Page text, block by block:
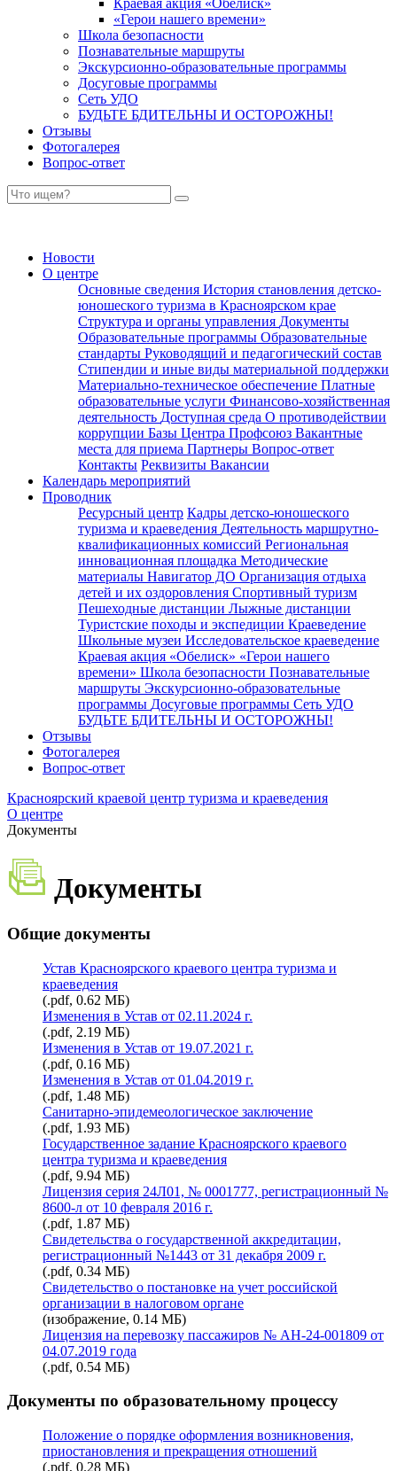
Краевая акция «Обелиск»
«Герои нашего времени»
Школа безопасности
Познавательные маршруты
Экскурсионно-образовательные программы
Досуговые программы
Сеть УДО
БУДЬТЕ БДИТЕЛЬНЫ И ОСТОРОЖНЫ!
Отзывы
Фотогалерея
Вопрос-ответ
Новости
О центре
Основные сведения История становления детско-
юношеского туризма в Красноярском крае
Структура и органы управления Документы
Образовательные программы Образовательные
стандарты Руководящий и педагогический состав
Стипендии и иные виды материальной поддержки
Материально-техническое обеспечение Платные
образовательные услуги Финансово-хозяйственная
деятельность Доступная среда О противодействии
коррупции Базы Центра Профсоюз Вакантные
места для приема Партнеры Вопрос-ответ
Контакты Реквизиты Вакансии
Календарь мероприятий
Проводник
Ресурсный центр Кадры детско-юношеского
туризма и краеведения Деятельность маршрутно-
квалификационных комиссий Региональная
инновационная площадка Методические
материалы Навигатор ДО Организация отдыха
детей и их оздоровления Спортивный туризм
Пешеходные дистанции Лыжные дистанции
Туристские походы и экспедиции Краеведение
Школьные музеи Исследовательское краеведение
Краевая акция «Обелиск» «Герои нашего
времени» Школа безопасности Познавательные
маршруты Экскурсионно-образовательные
программы Досуговые программы Сеть УДО
БУДЬТЕ БДИТЕЛЬНЫ И ОСТОРОЖНЫ!
Отзывы
Фотогалерея
Вопрос-ответ
Красноярский краевой центр туризма и краеведения
О центре
Документы
Документы
Общие документы
Устав Красноярского краевого центра туризма и
краеведения
(.pdf, 0.62 МБ)
Изменения в Устав от 02.11.2024 г.
(.pdf, 2.19 МБ)
Изменения в Устав от 19.07.2021 г.
(.pdf, 0.16 МБ)
Изменения в Устав от 01.04.2019 г.
(.pdf, 1.48 МБ)
Санитарно-эпидемеологическое заключение
(.pdf, 1.93 МБ)
Государственное задание Красноярского краевого
центра туризма и краеведения
(.pdf, 9.94 МБ)
Лицензия серия 24Л01, № 0001777, регистрационный №
8600-л от 10 февраля 2016 г.
(.pdf, 1.87 МБ)
Свидетельства о государственной аккредитации,
регистрационный №1443 от 31 декабря 2009 г.
(.pdf, 0.34 МБ)
Свидетельство о постановке на учет российской
организации в налоговом органе
(изображение, 0.14 МБ)
Лицензия на перевозку пассажиров № АН-24-001809 от
04.07.2019 года
(.pdf, 0.54 МБ)
Документы по образовательному процессу
Положение о порядке оформления возникновения,
приостановления и прекращения отношений
(.pdf, 0.28 МБ)